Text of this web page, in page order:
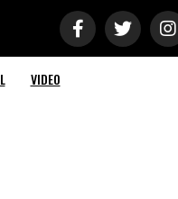
VIDEO